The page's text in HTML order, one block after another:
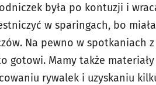
była po kontuzji i
w sparingach, bo
Na pewno w spotkaniach
gotowi. Mamy także
rywalek i uzyskaniu